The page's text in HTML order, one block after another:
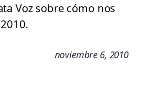
Voz sobre cómo nos
noviembre 6, 2010